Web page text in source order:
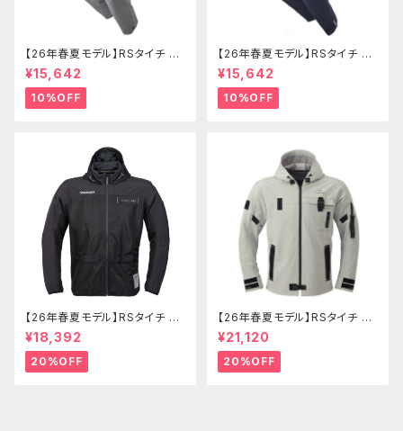
【26年春夏モデル】RSタイチ RS
Y273 コーデュラライトエアーパ
ンツ
¥15,642
10%OFF
【26年春夏モデル】RSタイチ RS
Y274 コーデュラライトデニムパ
ンツ
¥15,642
10%OFF
【26年春夏モデル】RSタイチ RS
J334 エアーフリップパーカ
¥18,392
20%OFF
【26年春夏モデル】RSタイチ RS
J335 クイックドライパーカ
¥21,120
20%OFF